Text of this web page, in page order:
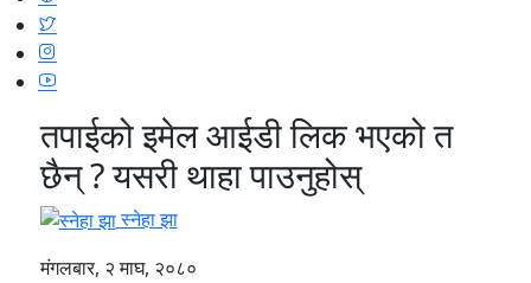
तपाईको इमेल आईडी लिक भएको त
छैन् ? यसरी थाहा पाउनुहोस्
स्नेहा झा
मंगलबार, २ माघ, २०८०